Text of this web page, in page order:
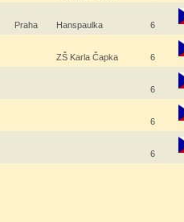
Praha Hanspaulka 6
ZŠ Karla Čapka 6
6
6
6